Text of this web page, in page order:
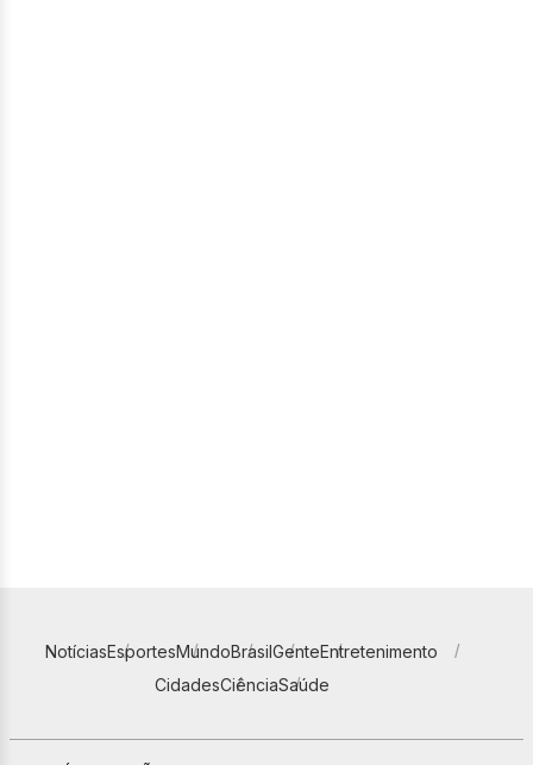
NotíciasEsportesMundoBrasilGenteEntretenimento
CidadesCiênciaSaúde